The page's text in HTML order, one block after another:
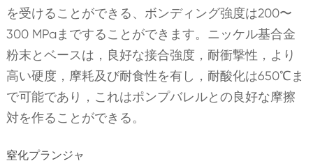
を受けることができる、ボンディング強度は200〜
300 MPaまですることができます。ニッケル基合金
粉末とベースは，良好な接合強度，耐衝撃性，より
高い硬度，摩耗及び耐食性を有し，耐酸化は650℃ま
で可能であり，これはポンプバレルとの良好な摩擦
対を作ることができる。
窒化プランジャ